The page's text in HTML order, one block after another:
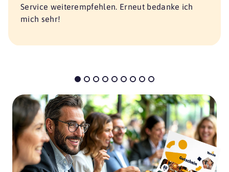
Service weiterempfehlen. Erneut bedanke ich
mich sehr!